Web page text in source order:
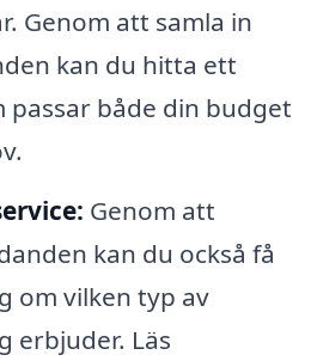
Genom att samla in
kan du hitta ett
passar både din budget
Genom att
kan du också få
om vilken typ av
erbjuder. Läs